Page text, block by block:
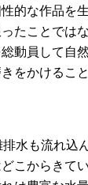
的な作品を
たことでは
動員して自
をかけるこ
水も流れ込
こからきて